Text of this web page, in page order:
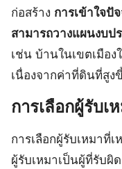
ก่อสร้าง การเข้าใจปั
สามารถวางแผนงบป
เช่น บ้านในเขตเมือ
เนื่องจากค่าที่ดินที่สูง
การเลือกผู้รับเ
การเลือกผู้รับเหมาที่
ผู้รับเหมาเป็นผู้ที่รับ